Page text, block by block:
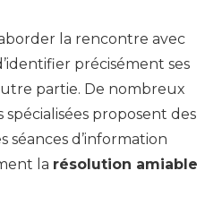
la rencontre avec
précisément ses
partie. De nombreux
proposent des
séances d’information
la résolution amiable